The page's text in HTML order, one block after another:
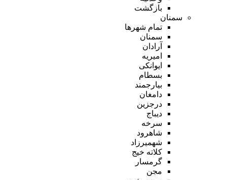
بازگشت
سمنان
تمام شهر‌ها
سمنان
آرادان
امیریه
ایوانکی
بسطام
بیارجمند
دامغان
درجزین
دیباج
سرخه
شاهرود
شهمیرزاد
کلاته خیج
گرمسار
مجن